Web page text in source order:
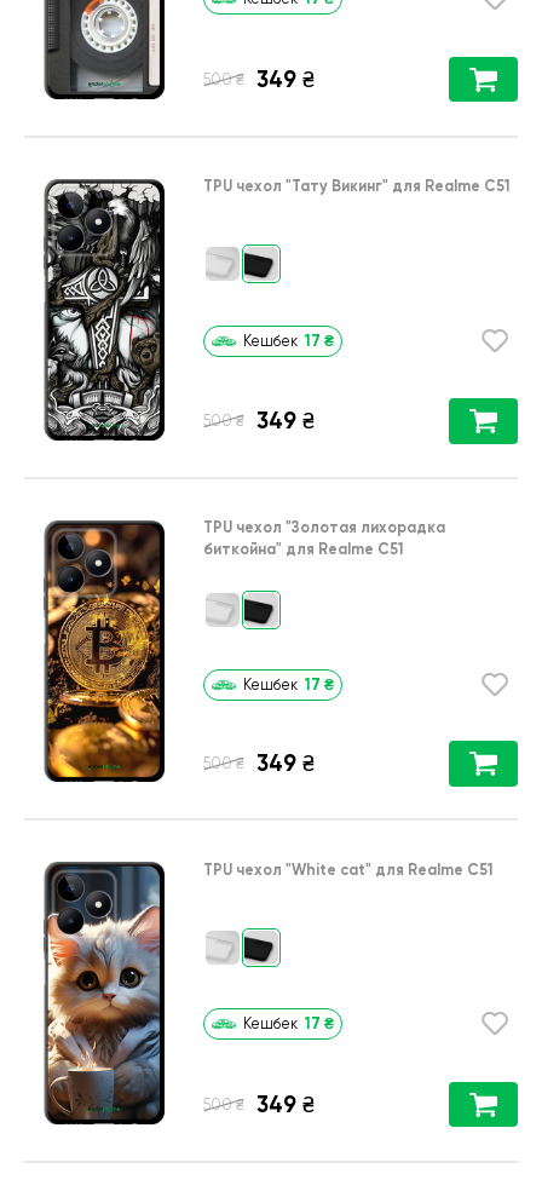
500 ₴ 349 ₴
TPU чехол "Тату Викинг" для Realme C51
Кешбек 17 ₴
500 ₴ 349 ₴
TPU чехол "Золотая лихорадка
биткойна" для Realme C51
Кешбек 17 ₴
500 ₴ 349 ₴
TPU чехол "White cat" для Realme C51
Кешбек 17 ₴
500 ₴ 349 ₴